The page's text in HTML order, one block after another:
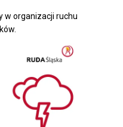
w organizacji ruchu